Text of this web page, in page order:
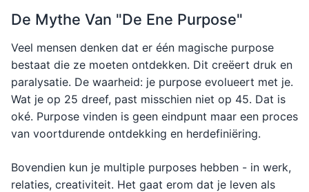
De Mythe Van "De Ene Purpose"
Veel mensen denken dat er één magische purpose
bestaat die ze moeten ontdekken. Dit creëert druk en
paralysatie. De waarheid: je purpose evolueert met je.
Wat je op 25 dreef, past misschien niet op 45. Dat is
oké. Purpose vinden is geen eindpunt maar een proces
van voortdurende ontdekking en herdefiniëring.
Bovendien kun je multiple purposes hebben - in werk,
relaties, creativiteit. Het gaat erom dat je leven als